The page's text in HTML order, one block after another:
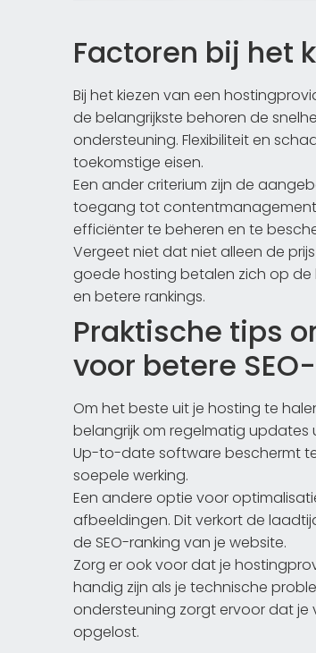
Factoren bij het
Bij het kiezen van een
de belangrijkste behoren de
ondersteuning. Flexibiliteit en
toekomstige eisen.
Een ander criterium zijn de
toegang tot
efficiënter te beheren en te
Vergeet niet dat niet alleen de
goede hosting betalen zich op de
en betere rankings.
Praktische tips
voor betere
Om het beste uit je hosting te
belangrijk om regelmatig updates
Up-to-date software beschermt
soepele werking.
Een andere optie voor
afbeeldingen. Dit verkort de
de SEO-ranking van je website.
Zorg er ook voor dat je
handig zijn als je technische
ondersteuning zorgt ervoor dat
opgelost.